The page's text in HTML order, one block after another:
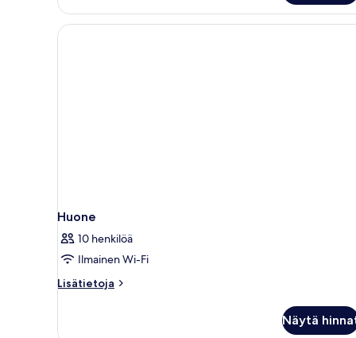
Huone
10 henkilöä
Ilmainen Wi-Fi
Lisätietoja
Lisätietoja
Näytä